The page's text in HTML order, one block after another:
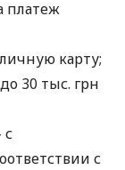
платеж
карту;
30 тыс. грн
с
с